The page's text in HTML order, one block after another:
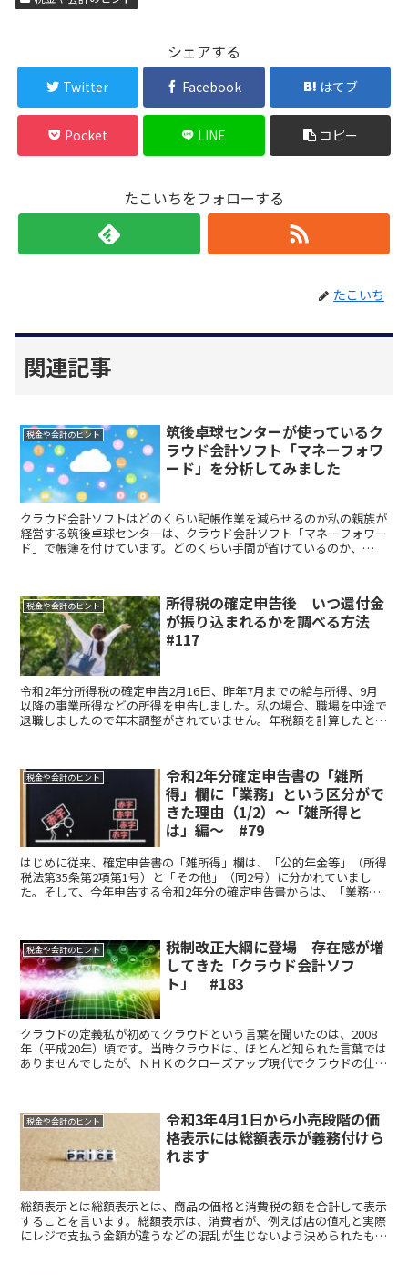
シェアする
Twitter Facebook はてブ
Pocket LINE コピー
たこいちをフォローする
たこいち
関連記事
税金や会計のヒント
筑後卓球センターが使っているク
ラウド会計ソフト「マネーフォワ
ード」を分析してみました
クラウド会計ソフトはどのくらい記帳作業を減らせるのか私の親族が
経営する筑後卓球センターは、クラウド会計ソフト「マネーフォワー
ド」で帳簿を付けています。どのくらい手間が省けているのか、
税金や会計のヒント
所得税の確定申告後 いつ還付金
が振り込まれるかを調べる方法
#117
令和2年分所得税の確定申告2月16日、昨年7月までの給与所得、9月
以降の事業所得などの所得を申告しました。私の場合、職場を中途で
退職しましたので年末調整がされていません。年税額を計算したとこ
税金や会計のヒント
令和2年分確定申告書の「雑所
得」欄に「業務」という区分がで
きた理由（1/2）～「雑所得と
は」編～ #79
はじめに従来、確定申告書の「雑所得」欄は、「公的年金等」（所得
税法第35条第2項第1号）と「その他」（同2号）に分かれていまし
た。そして、今年申告する令和2年分の確定申告書からは、「業務」
税金や会計のヒント
税制改正大綱に登場 存在感が増
してきた「クラウド会計ソフ
ト」 #183
クラウドの定義私が初めてクラウドという言葉を聞いたのは、2008
年（平成20年）頃です。当時クラウドは、ほとんど知られた言葉では
ありませんでしたが、ＮＨＫのクローズアップ現代でクラウドの仕組
税金や会計のヒント
令和3年4月1日から小売段階の価
格表示には総額表示が義務付けら
れます
総額表示とは総額表示とは、商品の価格と消費税の額を合計して表示
することを言います。総額表示は、消費者が、例えば店の値札と実際
にレジで支払う金額が違うなどの混乱が生じないよう決められたもの